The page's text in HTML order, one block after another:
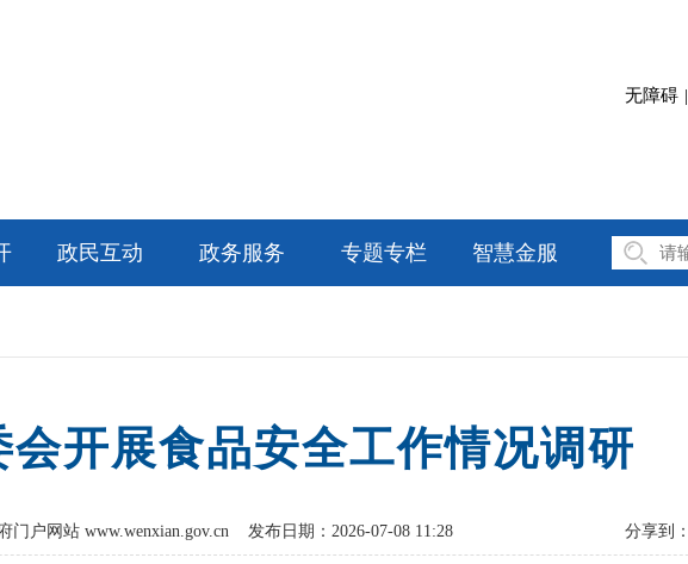
|
无障碍
政民互动 政务服务 专题专栏 智慧金服
开展食品安全工作情况调研
门户网站 www.wenxian.gov.cn 发布日期：2026-07-08 11:28 分享到：